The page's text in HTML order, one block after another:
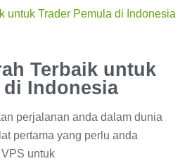
Terbaik untuk
di Indonesia
perjalanan anda dalam dunia
pertama yang perlu anda
untuk